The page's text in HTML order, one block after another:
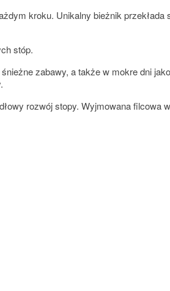
kroku. Unikalny bieżnik przekłada
stóp.
zabawy, a także w mokre dni
rozwój stopy. Wyjmowana filcowa